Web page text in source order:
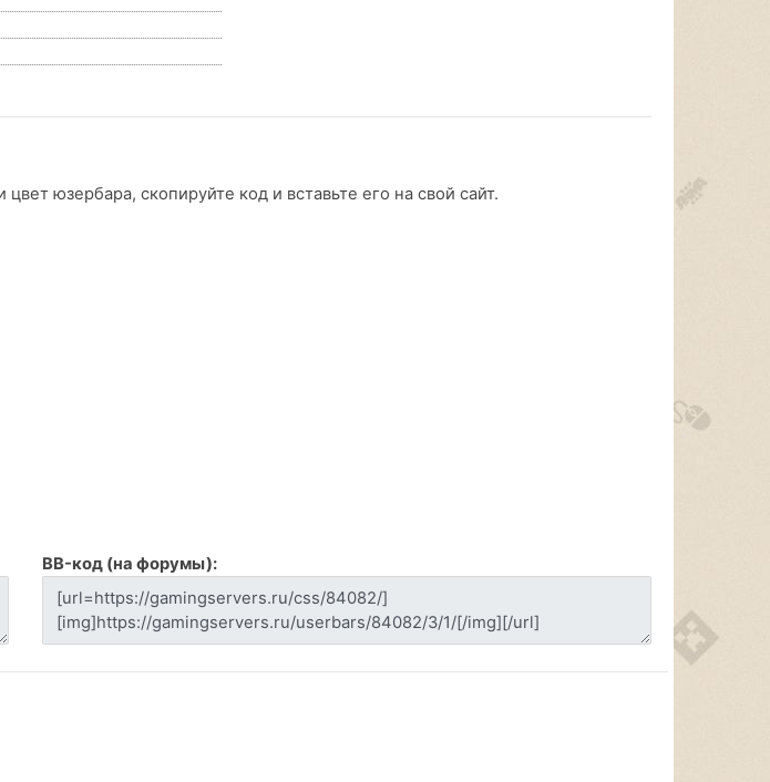
юзербара, скопируйте код и вставьте его на свой сайт.
BB-код (на форумы):